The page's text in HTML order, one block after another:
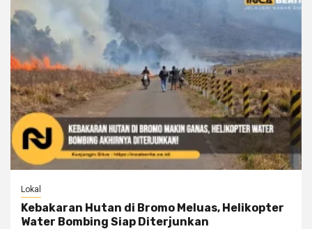
Lokal
Kebakaran Hutan di Bromo Meluas, Helikopter
Water Bombing Siap Diterjunkan